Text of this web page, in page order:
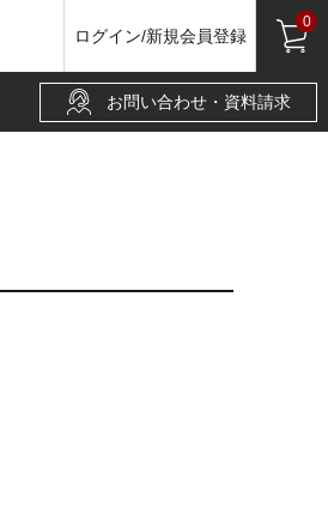
ログイン/新規会員登録
0
お問い合わせ・資料請求